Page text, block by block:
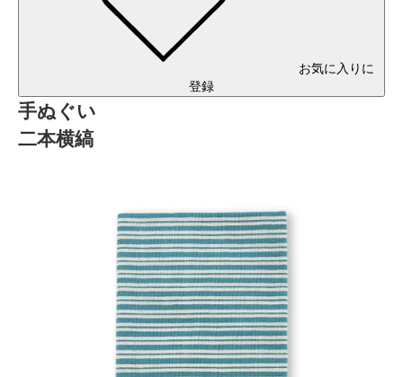
お気に入りに
登録
手ぬぐい
二本横縞